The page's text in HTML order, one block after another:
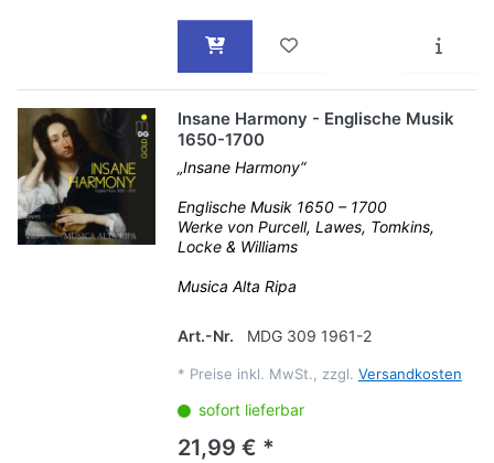
Insane Harmony - Englische Musik
1650-1700
„Insane Harmony“
Englische Musik 1650 – 1700
Werke von Purcell, Lawes, Tomkins,
Locke & Williams
Musica Alta Ripa
Art.-Nr. MDG 309 1961-2
* Preise inkl. MwSt., zzgl. Versandkosten
sofort lieferbar
21,99 € *